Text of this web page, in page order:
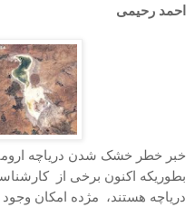
احمد رحیمی
خبر خطر خشک شدن دریاچه
بطوریکه اکنون برخی از
دریاچه هستند،
مژده امکان وجود